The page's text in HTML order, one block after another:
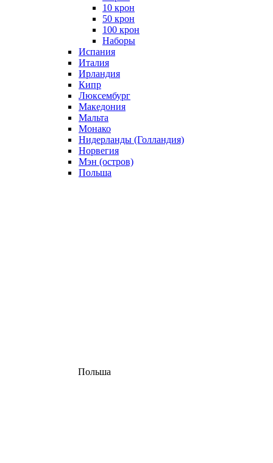
10 крон
50 крон
100 крон
Наборы
Испания
Италия
Ирландия
Кипр
Люксембург
Македония
Мальта
Монако
Нидерланды (Голландия)
Норвегия
Мэн (остров)
Польша
Польша